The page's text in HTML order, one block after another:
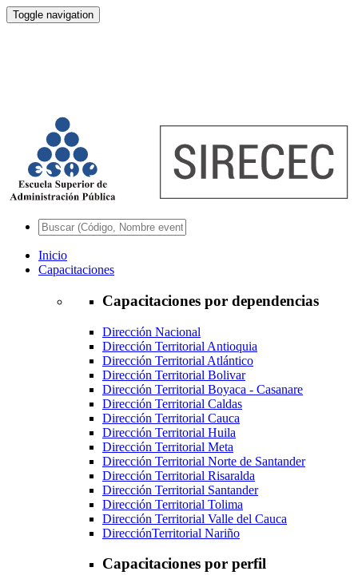
Toggle navigation
Inicio
Capacitaciones
Capacitaciones por dependencias
Dirección Nacional
Dirección Territorial Antioquia
Dirección Territorial Atlántico
Dirección Territorial Bolivar
Dirección Territorial Boyaca - Casanare
Dirección Territorial Caldas
Dirección Territorial Cauca
Dirección Territorial Huila
Dirección Territorial Meta
Dirección Territorial Norte de Santander
Dirección Territorial Risaralda
Dirección Territorial Santander
Dirección Territorial Tolima
Dirección Territorial Valle del Cauca
DirecciónTerritorial Nariño
Capacitaciones por perfil